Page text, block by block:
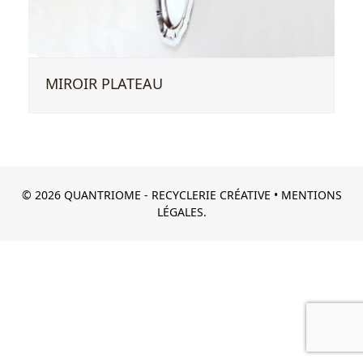
MIROIR PLATEAU
© 2026 QUANTRIOME - RECYCLERIE CRÉATIVE •MENTIONS
LÉGALES.